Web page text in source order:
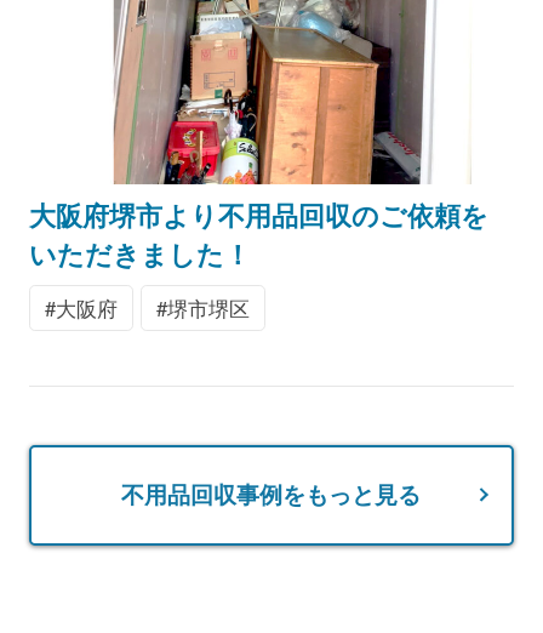
大阪府堺市より不用品回収のご依頼を
いただきました！
大阪府 堺市堺区
不用品回収事例をもっと見る